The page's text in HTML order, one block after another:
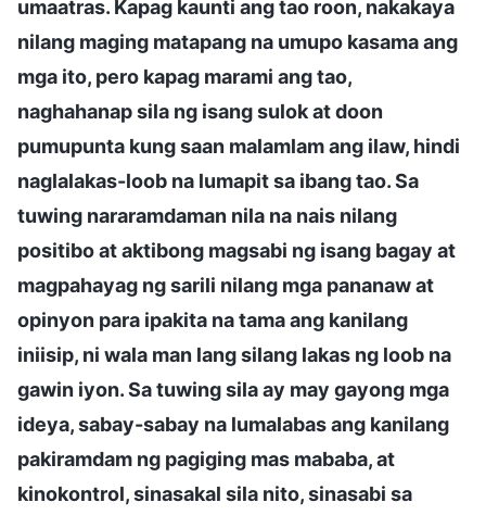
umaatras. Kapag kaunti ang tao roon, nakakaya
nilang maging matapang na umupo kasama ang
mga ito, pero kapag marami ang tao,
naghahanap sila ng isang sulok at doon
pumupunta kung saan malamlam ang ilaw, hindi
naglalakas-loob na lumapit sa ibang tao. Sa
tuwing nararamdaman nila na nais nilang
positibo at aktibong magsabi ng isang bagay at
magpahayag ng sarili nilang mga pananaw at
opinyon para ipakita na tama ang kanilang
iniisip, ni wala man lang silang lakas ng loob na
gawin iyon. Sa tuwing sila ay may gayong mga
ideya, sabay-sabay na lumalabas ang kanilang
pakiramdam ng pagiging mas mababa, at
kinokontrol, sinasakal sila nito, sinasabi sa